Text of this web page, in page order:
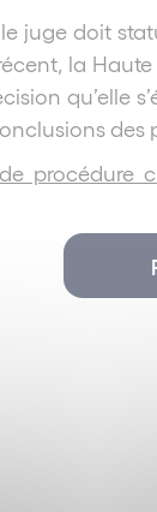
juge doit
la
qu’elle
des
procédure